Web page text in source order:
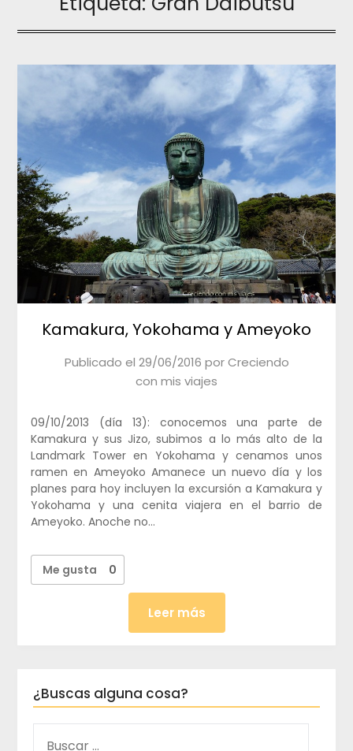
Kamakura, Yokohama y Ameyoko
Publicado el 29/06/2016 porCreciendo
con mis viajes
09/10/2013 (día 13): conocemos una parte de
Kamakura y sus Jizo, subimos a lo más alto de la
Landmark Tower en Yokohama y cenamos unos
ramen en Ameyoko Amanece un nuevo día y los
planes para hoy incluyen la excursión a Kamakura y
Yokohama y una cenita viajera en el barrio de
Ameyoko. Anoche no…
Me gusta 0
Leer más
¿Buscas alguna cosa?